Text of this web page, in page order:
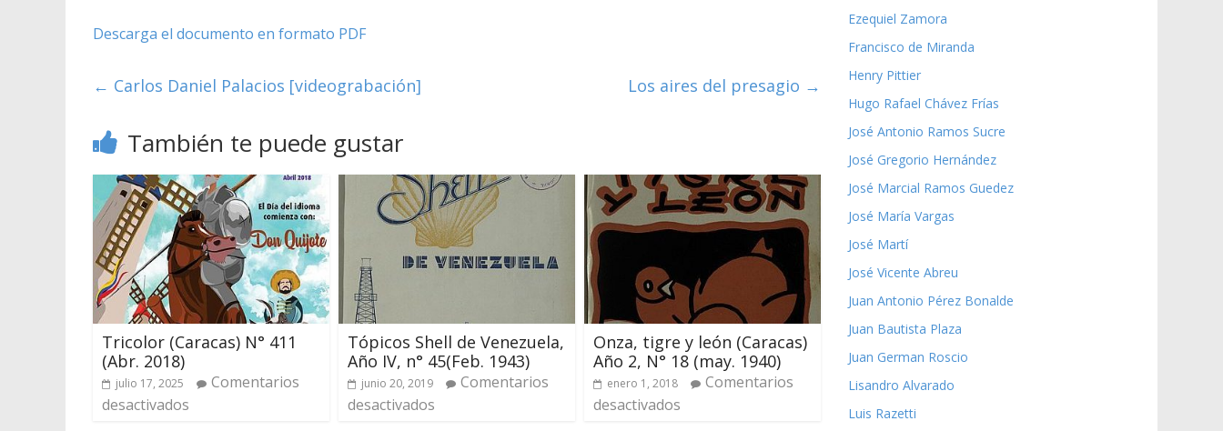
Descarga el documento en formato PDF
← Carlos Daniel Palacios [videograbación] Los aires del presagio →
También te puede gustar
Tricolor (Caracas) N° 411
(Abr. 2018)
julio 17, 2025
Comentarios
desactivados
Tópicos Shell de Venezuela,
Año IV, n° 45(Feb. 1943)
junio 20, 2019
Comentarios
desactivados
Onza, tigre y león (Caracas)
Año 2, N° 18 (may. 1940)
enero 1, 2018
Comentarios
desactivados
Ezequiel Zamora
Francisco de Miranda
Henry Pittier
Hugo Rafael Chávez Frías
José Antonio Ramos Sucre
José Gregorio Hernández
José Marcial Ramos Guedez
José María Vargas
José Martí
José Vicente Abreu
Juan Antonio Pérez Bonalde
Juan Bautista Plaza
Juan German Roscio
Lisandro Alvarado
Luis Razetti